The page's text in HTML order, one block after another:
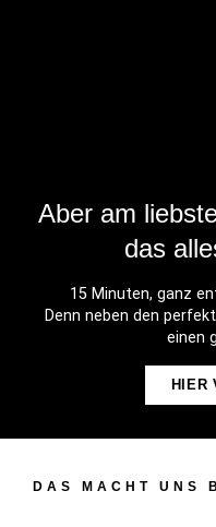
Aber am
das
15 Minuten, ganz
Denn neben den
einen
HIER
DAS MACHT UNS